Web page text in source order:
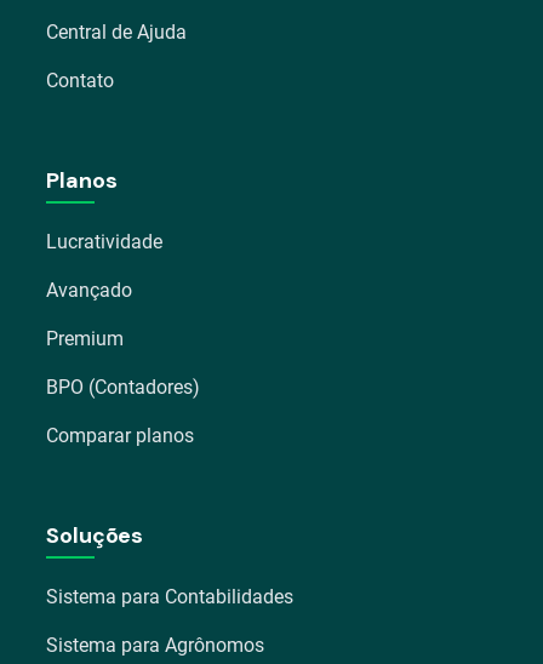
Central de Ajuda
Contato
Planos
Lucratividade
Avançado
Premium
BPO (Contadores)
Comparar planos
Soluções
Sistema para Contabilidades
Sistema para Agrônomos